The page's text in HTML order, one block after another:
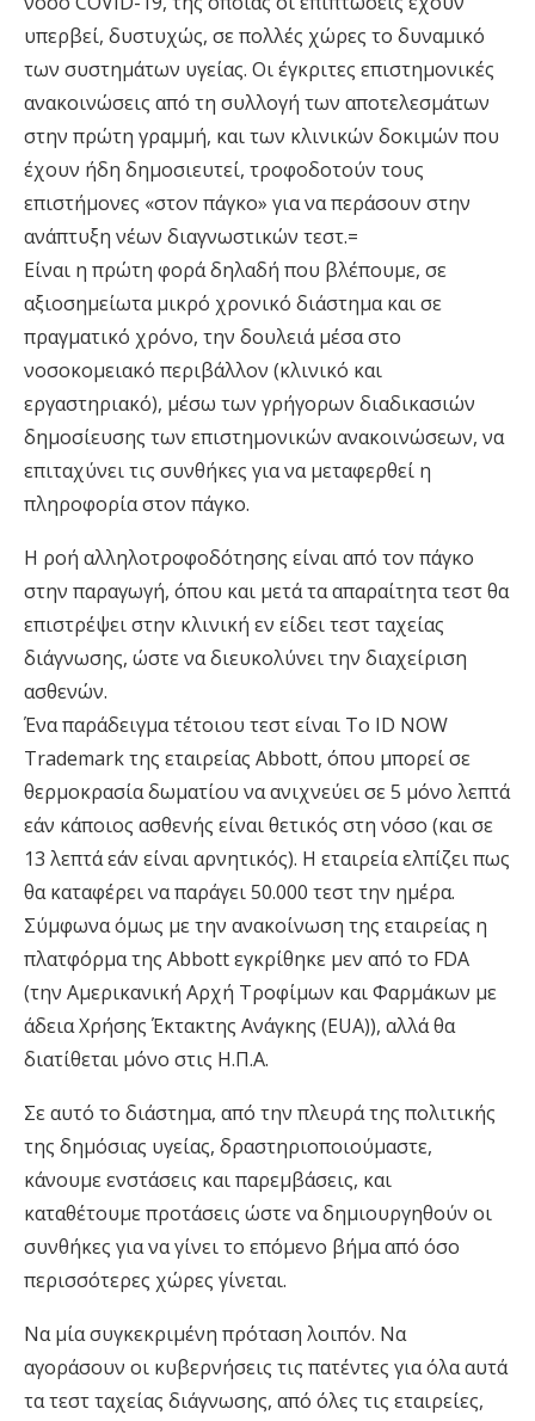
υπερβεί, δυστυχώς, σε πολλές χώρες το δυναμικό
των συστημάτων υγείας. Οι έγκριτες επιστημονικές
ανακοινώσεις από τη συλλογή των αποτελεσμάτων
στην πρώτη γραμμή, και των κλινικών δοκιμών που
έχουν ήδη δημοσιευτεί, τροφοδοτούν τους
επιστήμονες «στον πάγκο» για να περάσουν στην
ανάπτυξη νέων διαγνωστικών τεστ.=
Είναι η πρώτη φορά δηλαδή που βλέπουμε, σε
αξιοσημείωτα μικρό χρονικό διάστημα και σε
πραγματικό χρόνο, την δουλειά μέσα στο
νοσοκομειακό περιβάλλον (κλινικό και
εργαστηριακό), μέσω των γρήγορων διαδικασιών
δημοσίευσης των επιστημονικών ανακοινώσεων, να
επιταχύνει τις συνθήκες για να μεταφερθεί η
πληροφορία στον πάγκο.
Η ροή αλληλοτροφοδότησης είναι από τον πάγκο
στην παραγωγή, όπου και μετά τα απαραίτητα τεστ θα
επιστρέψει στην κλινική εν είδει τεστ ταχείας
διάγνωσης, ώστε να διευκολύνει την διαχείριση
ασθενών.
Ένα παράδειγμα τέτοιου τεστ είναι Το ID NOW
Trademark της εταιρείας Abbott, όπου μπορεί σε
θερμοκρασία δωματίου να ανιχνεύει σε 5 μόνο λεπτά
εάν κάποιος ασθενής είναι θετικός στη νόσο (και σε
13 λεπτά εάν είναι αρνητικός). Η εταιρεία ελπίζει πως
θα καταφέρει να παράγει 50.000 τεστ την ημέρα.
Σύμφωνα όμως με την ανακοίνωση της εταιρείας η
πλατφόρμα της Abbott εγκρίθηκε μεν από το FDA
(την Αμερικανική Αρχή Τροφίμων και Φαρμάκων με
άδεια Χρήσης Έκτακτης Ανάγκης (EUA)), αλλά θα
διατίθεται μόνο στις Η.Π.Α.
Σε αυτό το διάστημα, από την πλευρά της πολιτικής
της δημόσιας υγείας, δραστηριοποιούμαστε,
κάνουμε ενστάσεις και παρεμβάσεις, και
καταθέτουμε προτάσεις ώστε να δημιουργηθούν οι
συνθήκες για να γίνει το επόμενο βήμα από όσο
περισσότερες χώρες γίνεται.
Να μία συγκεκριμένη πρόταση λοιπόν. Να
αγοράσουν οι κυβερνήσεις τις πατέντες για όλα αυτά
τα τεστ ταχείας διάγνωσης, από όλες τις εταιρείες,